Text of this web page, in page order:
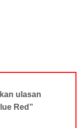
ulasan
Red”